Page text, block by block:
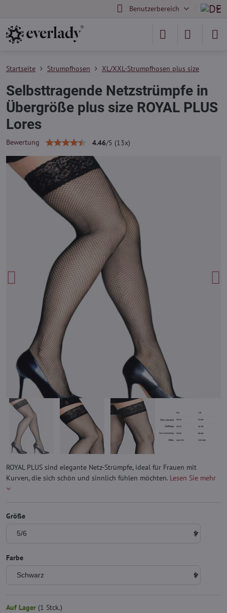
Benutzerbereich
Startseite Strumpfhosen XL/XXL-Strumpfhosen plus size
Selbsttragende Netzstrümpfe in
Übergröße plus size ROYAL PLUS
Lores
Bewertung 4.46/5 (13x)
ROYAL PLUS sind elegante Netz-Strümpfe, ideal für Frauen mit
Kurven, die sich schön und sinnlich fühlen möchten. Lesen Sie mehr
Größe
Farbe
Auf Lager (1 Stck.)